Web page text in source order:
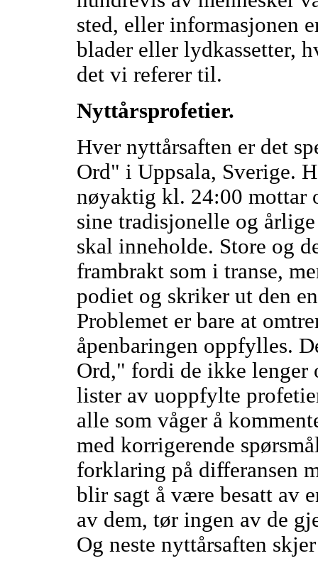
sted, eller informasjonen
blader eller lydkassetter,
det vi referer til.
Nyttårsprofetier.
Hver nyttårsaften er det
Ord" i Uppsala, Sverige.
nøyaktig kl. 24:00 mottar
sine tradisjonelle og
skal inneholde. Store og
frambrakt som i transe,
podiet og skriker ut den
Problemet er bare at
åpenbaringen oppfylles.
Ord," fordi de ikke lenger
lister av uoppfylte
alle som våger å
med korrigerende
forklaring på differansen
blir sagt å være besatt av
av dem, tør ingen av de
Og neste nyttårsaften